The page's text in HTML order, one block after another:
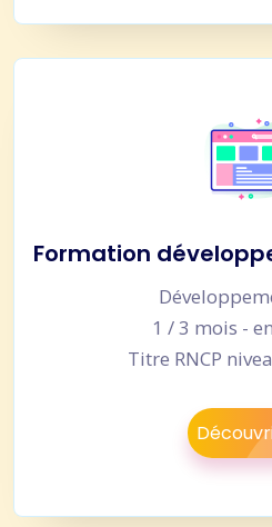
Formation
1 / 3 mois -
Titre RNCP